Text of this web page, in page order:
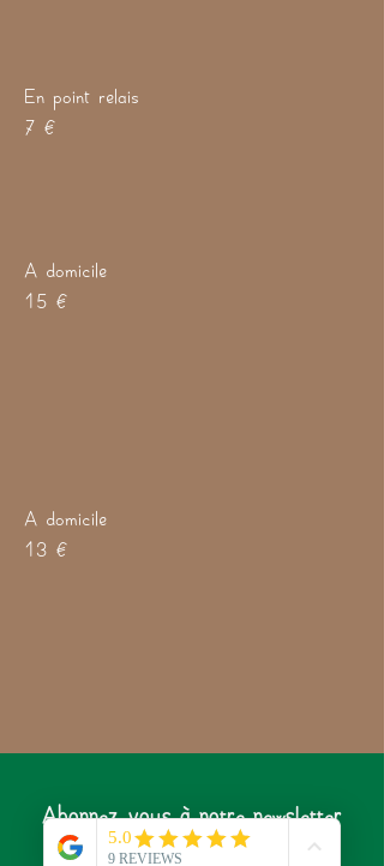
En point relais
7 €
A domicile
15 €
A domicile
13 €
Abonnez-vous à notre newsletter
pour ne rien rater de l'actualité
du Laboratoire de Sylvie !